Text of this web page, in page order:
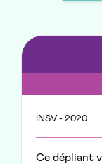
INSV - 2020
Ce dépliant